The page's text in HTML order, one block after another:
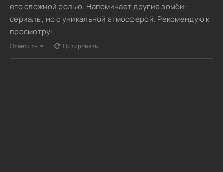
его сложной ролью. Напоминает другие зомби-
сериалы, но с уникальной атмосферой. Рекомендую к
просмотру!
Ответить Цитировать